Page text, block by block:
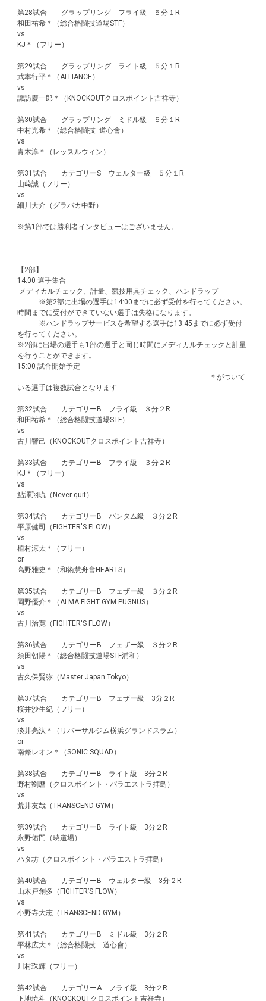
第28試合 グラップリング フライ級 ５分１R
和田祐希＊（総合格闘技道場STF）
vs
KJ＊（フリー）
第29試合 グラップリング ライト級 ５分１R
武本行平＊（ALLIANCE）
vs
諏訪慶一郎＊（KNOCKOUTクロスポイント吉祥寺）
第30試合 グラップリング ミドル級 ５分１R
中村光希＊（総合格闘技 道心會）
vs
青木淳＊（レッスルウィン）
第31試合 カテゴリーS ウェルター級 ５分１R
山﨑誠（フリー）
vs
細川大介（グラバカ中野）
※第1部では勝利者インタビューはございません。
【2部】
14:00 選手集合
メディカルチェック、計量、競技用具チェック、ハンドラップ
※第2部に出場の選手は14:00までに必ず受付を行ってください。
時間までに受付ができていない選手は失格になります。
※ハンドラップサービスを希望する選手は13:45までに必ず受付
を行ってください。
※2部に出場の選手も1部の選手と同じ時間にメディカルチェックと計量
を行うことができます。
15:00 試合開始予定
＊がついて
いる選手は複数試合となります
第32試合 カテゴリーB フライ級 ３分２R
和田祐希＊（総合格闘技道場STF）
vs
古川響己（KNOCKOUTクロスポイント吉祥寺）
第33試合 カテゴリーB フライ級 ３分２R
KJ＊（フリー）
vs
鮎澤翔琉（Never quit）
第34試合 カテゴリーB バンタム級 ３分２R
平原健司（FIGHTER'S FLOW）
vs
植村涼太＊（フリー）
or
高野雅史＊（和術慧舟會HEARTS）
第35試合 カテゴリーB フェザー級 ３分２R
岡野優介＊（ALMA FIGHT GYM PUGNUS）
vs
古川治寛（FIGHTER'S FLOW）
第36試合 カテゴリーB フェザー級 ３分２R
須田朝陽＊（総合格闘技道場STF浦和）
vs
古久保賢弥（Master Japan Tokyo）
第37試合 カテゴリーB フェザー級 3分２R
桜井沙生紀（フリー）
vs
淡井亮汰＊（リバーサルジム横浜グランドスラム）
or
南條レオン＊（SONIC SQUAD）
第38試合 カテゴリーB ライト級 3分２R
野村劉麿（クロスポイント・パラエストラ拝島）
vs
荒井友哉（TRANSCEND GYM）
第39試合 カテゴリーB ライト級 3分２R
永野佑門（暁道場）
vs
ハタ坊（クロスポイント・パラエストラ拝島）
第40試合 カテゴリーB ウェルター級 3分２R
山木戸創多（FIGHTER’S FLOW）
vs
小野寺大志（TRANSCEND GYM）
第41試合 カテゴリーB ミドル級 3分２R
平林広大＊（総合格闘技 道心會）
vs
川村珠輝（フリー）
第42試合 カテゴリーA フライ級 3分２R
下地琉斗（KNOCKOUTクロスポイント吉祥寺）